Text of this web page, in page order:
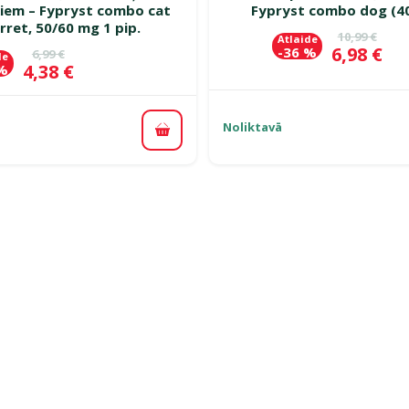
– Fypryst combo cat
50/60 mg 1 pip.
Oriģinālā cena
6,99 €
Cena
4,38 €
Pievienot grozam
Fypryst combo dog
Oriģinālā
10,99 €
Cena
6,98 €
Atlaide
-36 %
Noliktavā